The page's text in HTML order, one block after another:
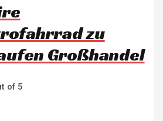
zu
Großhandel
of 5